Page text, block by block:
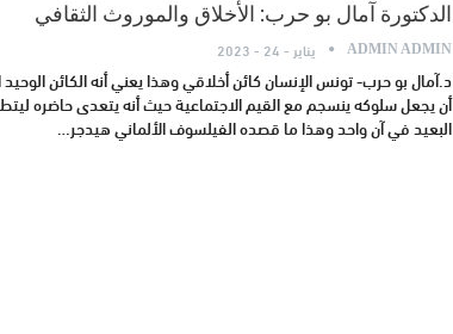
الدكتورة آمال بو حرب: الأخلاق والموروث الثقافي
ADMIN ADMIN يناير - 24 - 2023
د.آمال بو حرب- تونس الإنسان كائن أخلاقي وهذا يعني أنه الكائن
أن يجعل سلوكه ينسجم مع القيم الاجتماعية حيث أنه يتعدى حاضره
البعيد في آن واحد وهذا ما قصده الفيلسوف الألماني هيدجر…